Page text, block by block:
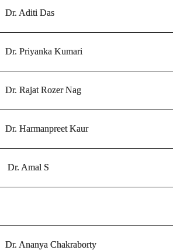
Dr. Aditi Das
Dr. Priyanka Kumari
Dr. Rajat Rozer Nag
Dr. Harmanpreet Kaur
Dr. Amal S
Dr. Ananya Chakraborty